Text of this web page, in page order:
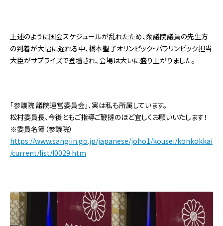
上述のように国会スケジュールが乱れたため、衆議院議員の先生方
の到着が大幅に遅れる中、橋本聖子オリンピック・パラリンピック担当
大臣がサプライズで登壇され、会場は大いに盛り上がりました。
「参議院 議院運営委員会」、実は私も所属しています。
松村委員長、今後ともご指導ご鞭撻のほど宜しくお願いいたします！
※委員名簿（参議院）
https://www.sangiin.go.jp/japanese/joho1/kousei/konkokkai
/current/list/l0029.htm